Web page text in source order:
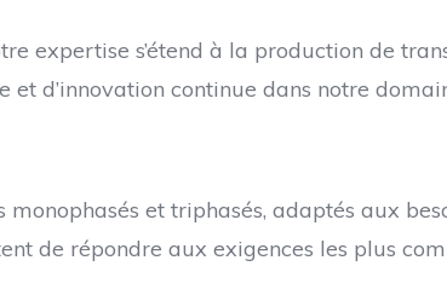
expertise s’étend à la production de
et d’innovation continue dans notre
et triphasés, adaptés aux
de répondre aux exigences les plus